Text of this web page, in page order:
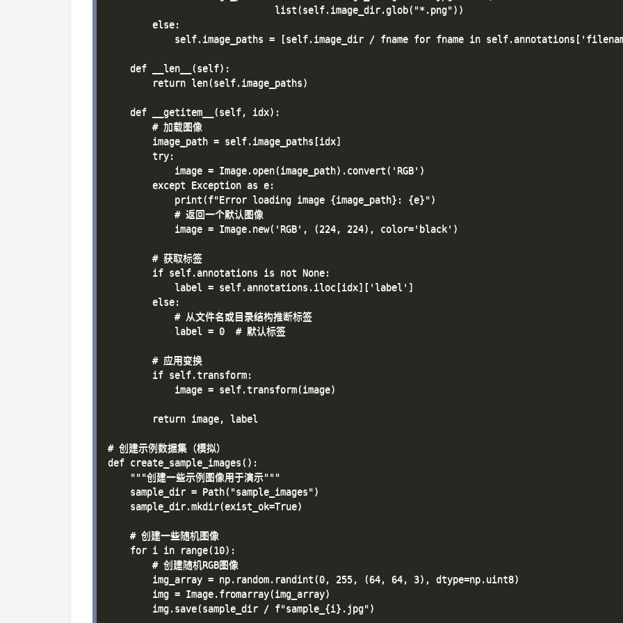
                              list(self.image_dir.glob("*.png"))
        else:
self.image_paths = [self.image_dir / fname for fname in
    def __len__(self):
        return len(self.image_paths)
    def __getitem__(self, idx):
        # 加载图像
        image_path = self.image_paths[idx]
        try:
            image = Image.open(image_path).convert('RGB')
        except Exception as e:
            print(f"Error loading image {image_path}: {e}")
            # 返回一个默认图像
            image = Image.new('RGB', (224, 224), color='black')
        # 获取标签
        if self.annotations is not None:
            label = self.annotations.iloc[idx]['label']
        else:
            # 从文件名或目录结构推断标签
            label = 0  # 默认标签
        # 应用变换
        if self.transform:
            image = self.transform(image)
        return image, label
# 创建示例数据集（模拟）
def create_sample_images():
    """创建一些示例图像用于演示"""
    sample_dir = Path("sample_images")
    sample_dir.mkdir(exist_ok=True)
    # 创建一些随机图像
    for i in range(10):
        # 创建随机RGB图像
        img_array = np.random.randint(0, 255, (64, 64, 3), dtype=np.uint8)
        img = Image.fromarray(img_array)
        img.save(sample_dir / f"sample_{i}.jpg")